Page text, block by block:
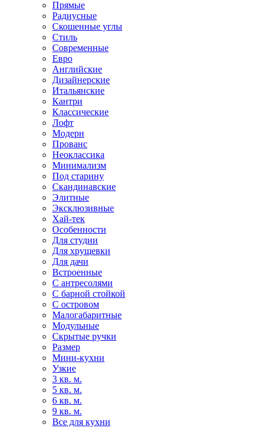
Прямые
Радиусные
Скошенные углы
Стиль
Современные
Евро
Английские
Дизайнерские
Итальянские
Кантри
Классические
Лофт
Модерн
Прованс
Неоклассика
Минимализм
Под старину
Скандинавские
Элитные
Эксклюзивные
Хай-тек
Особенности
Для студии
Для хрущевки
Для дачи
Встроенные
С антресолями
С барной стойкой
С островом
Малогабаритные
Модульные
Скрытые ручки
Размер
Мини-кухни
Узкие
3 кв. м.
5 кв. м.
6 кв. м.
9 кв. м.
Все для кухни